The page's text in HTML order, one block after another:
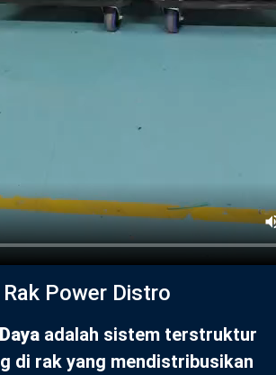
Power Distro
adalah sistem terstruktur
di rak yang mendistribusikan